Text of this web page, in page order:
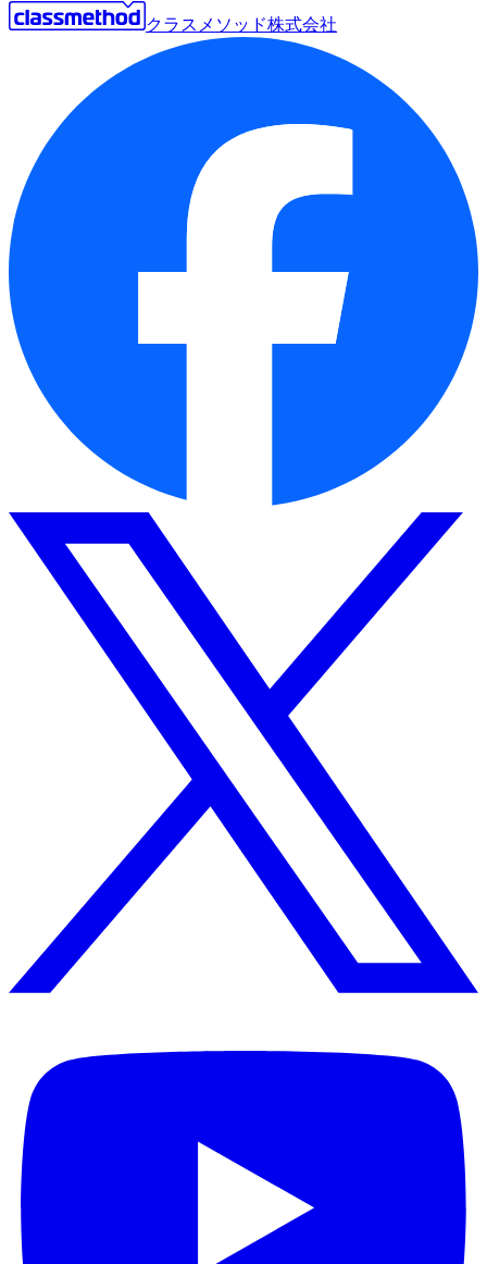
クラスメソッド株式会社